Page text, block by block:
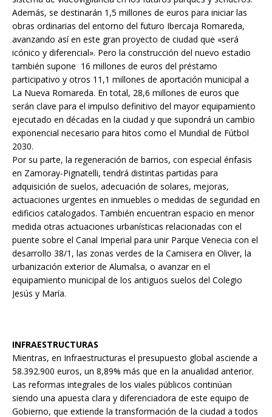
Además, se destinarán 1,5 millones de euros para iniciar las
obras ordinarias del entorno del futuro Ibercaja Romareda,
avanzando así en este gran proyecto de ciudad que «será
icónico y diferencial». Pero la construcción del nuevo estadio
también supone 16 millones de euros del préstamo
participativo y otros 11,1 millones de aportación municipal a
La Nueva Romareda. En total, 28,6 millones de euros que
serán clave para el impulso definitivo del mayor equipamiento
ejecutado en décadas en la ciudad y que supondrá un cambio
exponencial necesario para hitos como el Mundial de Fútbol
2030.
Por su parte, la regeneración de barrios, con especial énfasis
en Zamoray-Pignatelli, tendrá distintas partidas para
adquisición de suelos, adecuación de solares, mejoras,
actuaciones urgentes en inmuebles o medidas de seguridad en
edificios catalogados. También encuentran espacio en menor
medida otras actuaciones urbanísticas relacionadas con el
puente sobre el Canal Imperial para unir Parque Venecia con el
desarrollo 38/1, las zonas verdes de la Camisera en Oliver, la
urbanización exterior de Alumalsa, o avanzar en el
equipamiento municipal de los antiguos suelos del Colegio
Jesús y María.
INFRAESTRUCTURAS
Mientras, en Infraestructuras el presupuesto global asciende a
58.392.900 euros, un 8,89% más que en la anualidad anterior.
Las reformas integrales de los viales públicos continúan
siendo una apuesta clara y diferenciadora de este equipo de
Gobierno, que extiende la transformación de la ciudad a todos